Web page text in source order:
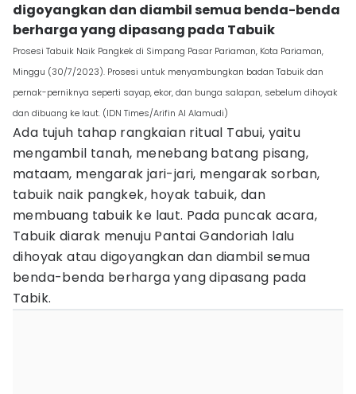
digoyangkan dan diambil semua benda-benda
berharga yang dipasang pada Tabuik
Prosesi Tabuik Naik Pangkek di Simpang Pasar Pariaman, Kota Pariaman,
Minggu (30/7/2023). Prosesi untuk menyambungkan badan Tabuik dan
pernak-perniknya seperti sayap, ekor, dan bunga salapan, sebelum dihoyak
dan dibuang ke laut. (IDN Times/Arifin Al Alamudi)
Ada tujuh tahap rangkaian ritual Tabui, yaitu
mengambil tanah, menebang batang pisang,
mataam, mengarak jari-jari, mengarak sorban,
tabuik naik pangkek, hoyak tabuik, dan
membuang tabuik ke laut. Pada puncak acara,
Tabuik diarak menuju Pantai Gandoriah lalu
dihoyak atau digoyangkan dan diambil semua
benda-benda berharga yang dipasang pada
Tabik.